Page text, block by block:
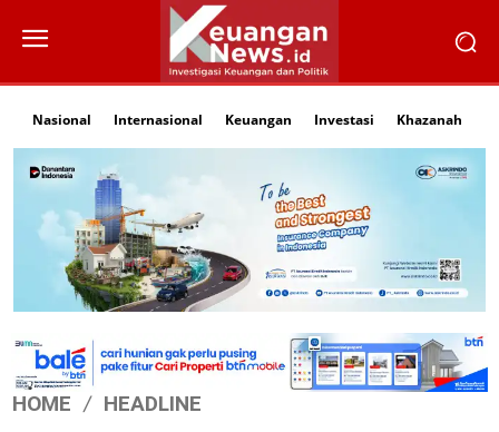
Nasional Internasional Keuangan Investasi Khazanah
HOME HEADLINE